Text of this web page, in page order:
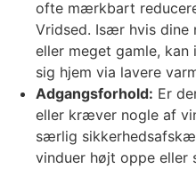
ofte mærkbart
Vridsed. Især hvis
eller meget gamle,
sig hjem via lavere
Adgangsforhold: Er
eller kræver nogle af
særlig
vinduer højt oppe